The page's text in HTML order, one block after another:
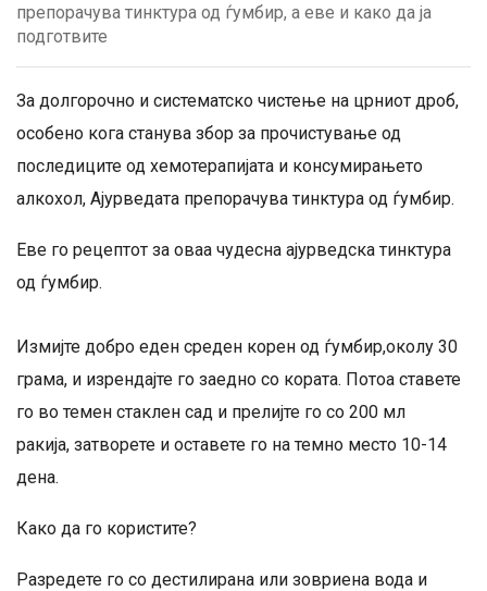
препорачува тинктура од ѓумбир, а еве и како да ја
подготвите
За долгорочно и систематско чистење на црниот дроб,
особено кога станува збор за прочистување од
последиците од хемотерапијата и консумирањето
алкохол, Ајурведата препорачува тинктура од ѓумбир.
Еве го рецептот за оваа чудесна ајурведска тинктура
од ѓумбир.
Измијте добро еден среден корен од ѓумбир,околу 30
грама, и изрендајте го заедно со кората. Потоа ставете
го во темен стаклен сад и прелијте го со 200 мл
ракија, затворете и оставете го на темно место 10-14
дена.
Како да го користите?
Разредете го со дестилирана или зовриена вода и